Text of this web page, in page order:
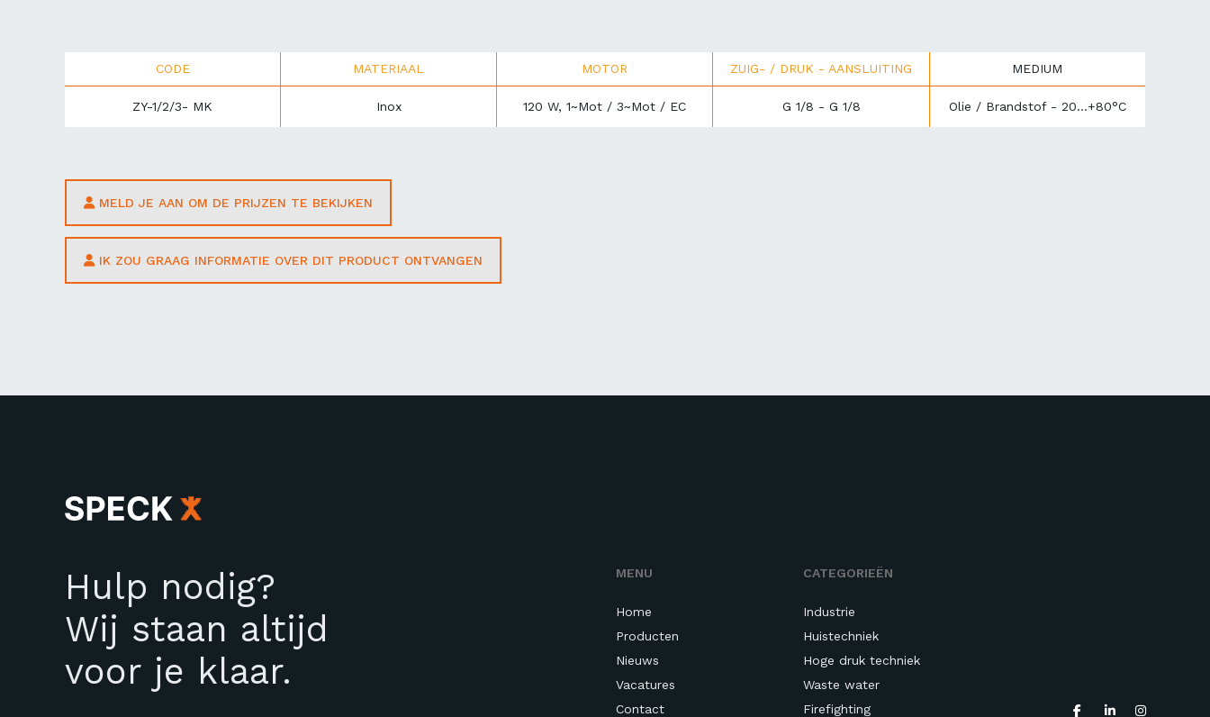
CODE MATERIAAL MOTOR ZUIG- / DRUK - AANSLUITING MEDIUM
ZY-1/2/3- MK Inox 120 W, 1~Mot / 3~Mot / EC G 1/8 - G 1/8 Olie / Brandstof - 20...+80°C
MELD JE AAN OM DE PRIJZEN TE BEKIJKEN
IK ZOU GRAAG INFORMATIE OVER DIT PRODUCT ONTVANGEN
Hulp nodig?
Wij staan altijd
voor je klaar.
MENU
Home
Producten
Nieuws
Vacatures
Contact
CATEGORIEËN
Industrie
Huistechniek
Hoge druk techniek
Waste water
Firefighting